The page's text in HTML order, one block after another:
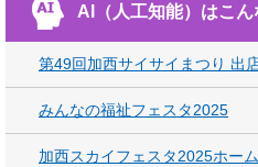
AI（人工知能）はこ
第49回加西サイサイまつり 出
みんなの福祉フェスタ2025
加西スカイフェスタ2025ホーム